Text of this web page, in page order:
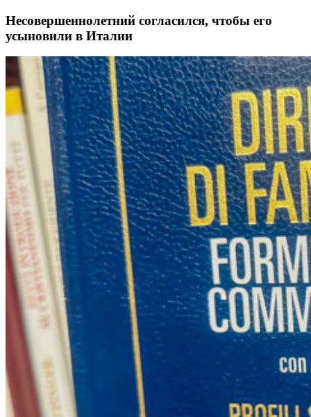
Несовершеннолетний согласился, чтобы его
усыновили в Италии